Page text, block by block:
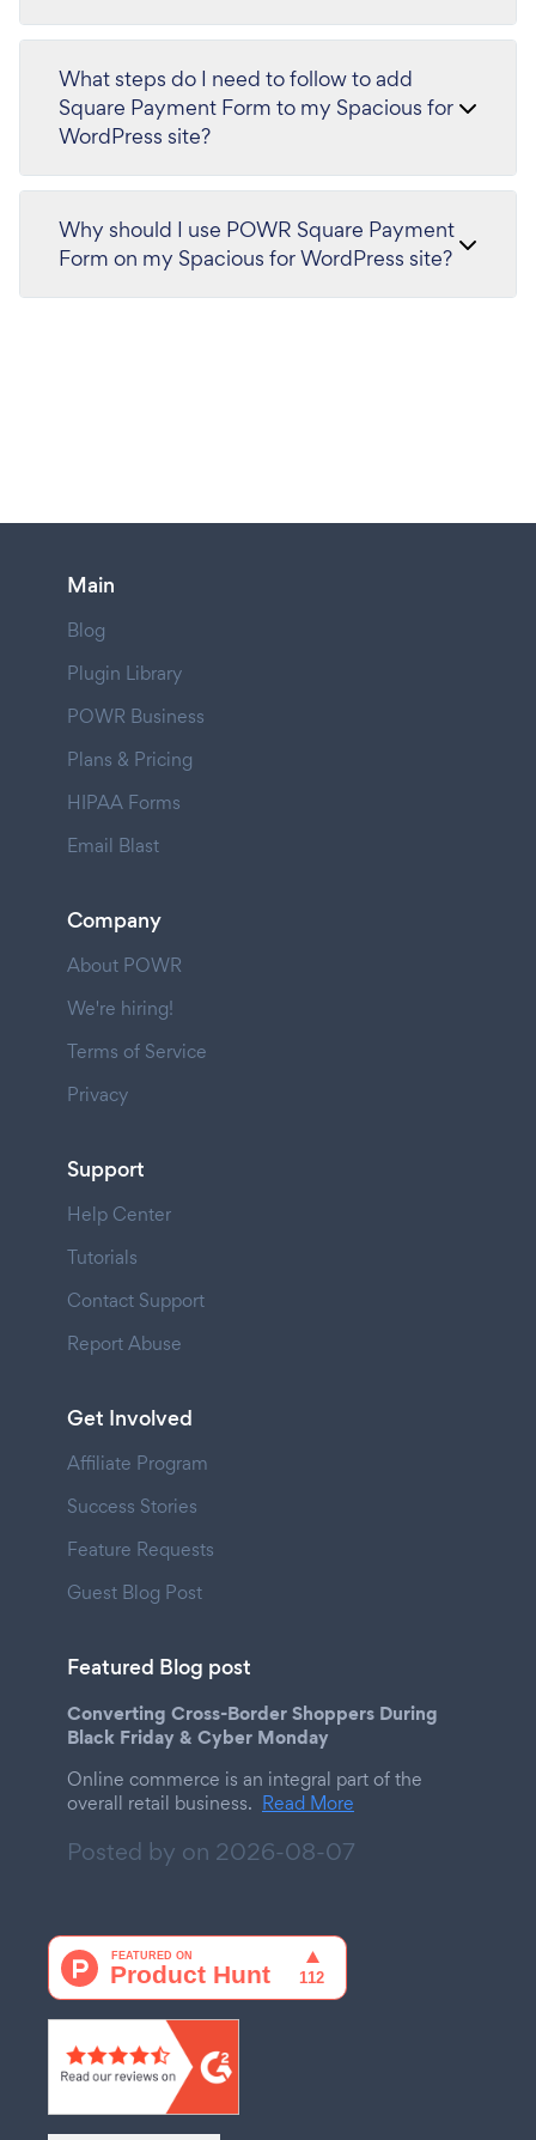
What steps do I need to follow to add
Square Payment Form to my Spacious for
WordPress site?
Why should I use POWR Square Payment
Form on my Spacious for WordPress site?
Main
Blog
Plugin Library
POWR Business
Plans & Pricing
HIPAA Forms
Email Blast
Company
About POWR
We're hiring!
Terms of Service
Privacy
Support
Help Center
Tutorials
Contact Support
Report Abuse
Get Involved
Affiliate Program
Success Stories
Feature Requests
Guest Blog Post
Featured Blog post
Converting Cross-Border Shoppers During
Black Friday & Cyber Monday
Online commerce is an integral part of the
overall retail business. Read More
Posted by on 2026-08-07